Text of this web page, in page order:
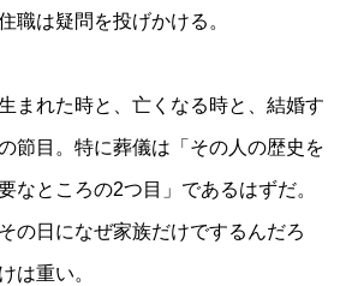
職は疑問を投げかける。
まれた時と、亡くなる時と、結婚す
節目。特に葬儀は「その人の歴史を
なところの2つ目」であるはずだ。
の日になぜ家族だけでするんだろ
は重い。